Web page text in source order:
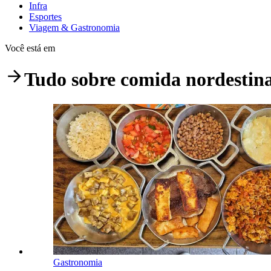
Infra
Esportes
Viagem & Gastronomia
Você está em
Tudo sobre comida
Gastronomia